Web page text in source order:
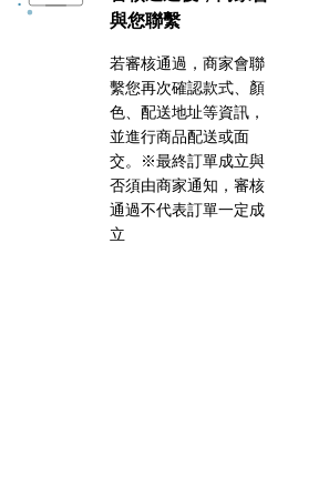
與您聯繫
若審核通過，商家會聯
繫您再次確認款式、顏
色、配送地址等資訊，
並進行商品配送或面
交。※最終訂單成立與
否須由商家通知，審核
通過不代表訂單一定成
立